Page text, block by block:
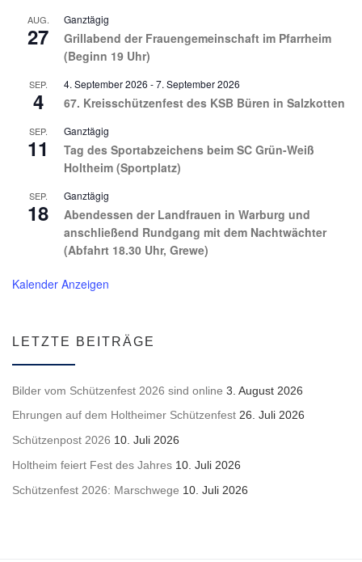
AUG.
27
Ganztägig
Grillabend der Frauengemeinschaft im Pfarrheim
(Beginn 19 Uhr)
SEP.
4
4. September 2026 -7. September 2026
67. Kreisschützenfest des KSB Büren in Salzkotten
SEP.
11
Ganztägig
Tag des Sportabzeichens beim SC Grün-Weiß
Holtheim (Sportplatz)
SEP.
18
Ganztägig
Abendessen der Landfrauen in Warburg und
anschließend Rundgang mit dem Nachtwächter
(Abfahrt 18.30 Uhr, Grewe)
Kalender Anzeigen
LETZTE BEITRÄGE
Bilder vom Schützenfest 2026 sind online 3. August 2026
Ehrungen auf dem Holtheimer Schützenfest 26. Juli 2026
Schützenpost 2026 10. Juli 2026
Holtheim feiert Fest des Jahres 10. Juli 2026
Schützenfest 2026: Marschwege 10. Juli 2026